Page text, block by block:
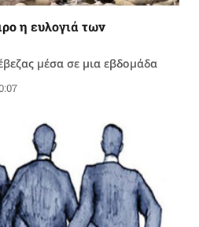
η ευλογιά των
μέσα σε μια εβδομάδα